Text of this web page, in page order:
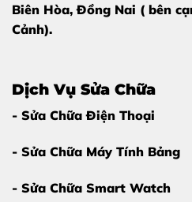
Biên Hòa, Đồng Nai ( bên
Cảnh).
Dịch Vụ Sửa Chữa
- Sửa Chữa Điện Thoại
- Sửa Chữa Máy Tính Bảng
- Sửa Chữa Smart Watch